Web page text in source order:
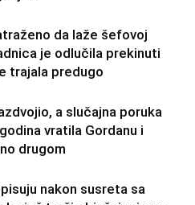
da laže šefovoj
je odlučila prekinuti
trajala predugo
a slučajna poruka
vratila Gordanu i
drugom
nakon susreta sa